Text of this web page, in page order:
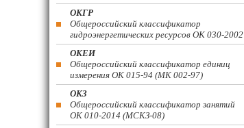
ОКГР
Общероссийский классификатор
гидроэнергетических ресурсов ОК 030-2002
ОКЕИ
Общероссийский классификатор единиц
измерения ОК 015-94 (МК 002-97)
ОКЗ
Общероссийский классификатор занятий
ОК 010-2014 (МСКЗ-08)